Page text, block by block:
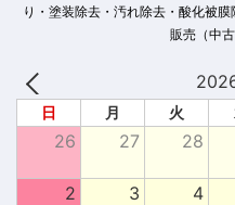
り・塗装除去・汚れ除去・酸化被膜
販売（中古
日 月 火
26 27 28
2 3 4